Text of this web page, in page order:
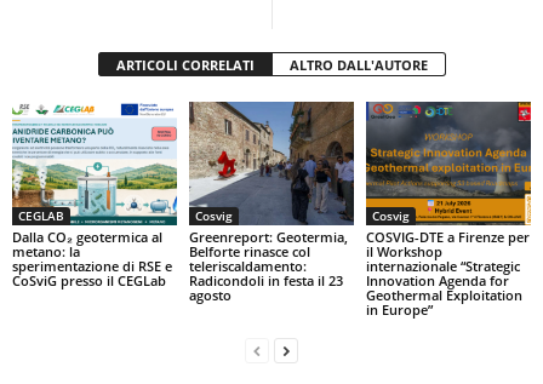
ARTICOLI CORRELATI ALTRO DALL'AUTORE
CEGLAB
Dalla CO₂ geotermica al
metano: la
sperimentazione di RSE e
CoSviG presso il CEGLab
Cosvig
Greenreport: Geotermia,
Belforte rinasce col
teleriscaldamento:
Radicondoli in festa il 23
agosto
Cosvig
COSVIG-DTE a Firenze per
il Workshop
internazionale “Strategic
Innovation Agenda for
Geothermal Exploitation
in Europe”